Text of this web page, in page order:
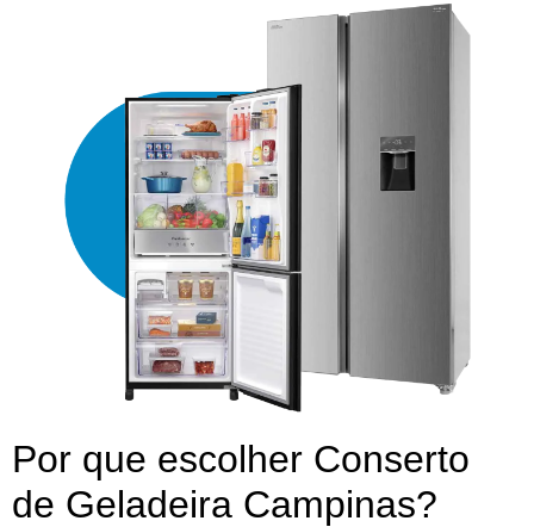
Por que escolher Conserto
de Geladeira Campinas?​